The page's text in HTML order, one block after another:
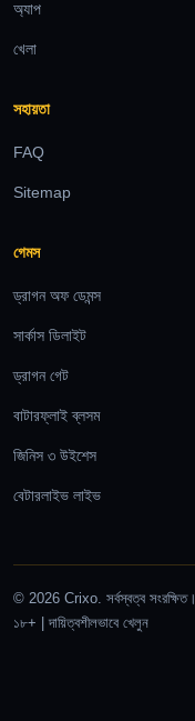
অ্যাপ
খেলা
সহায়তা
FAQ
Sitemap
গেমস
ড্রাগন অফ ডেমন্স
সার্কাস ডিলাইট
ড্রাগন গেট
বাটারফ্লাই ব্লসম
জিনিস ৩ উইশেস
বেটারলাইভ লাইভ
© 2026 Crixo. সর্বস্বত্ব সংরক্ষিত।
১৮+ | দায়িত্বশীলভাবে খেলুন